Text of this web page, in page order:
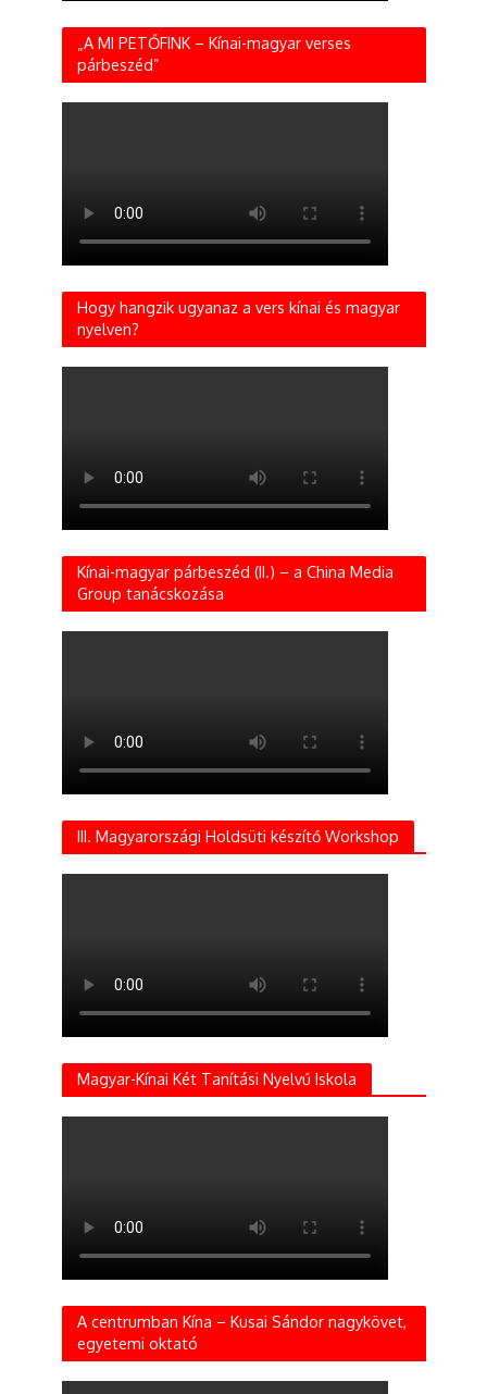
„A MI PETŐFINK – Kínai-magyar verses
párbeszéd”
Hogy hangzik ugyanaz a vers kínai és magyar
nyelven?
Kínai-magyar párbeszéd (II.) – a China Media
Group tanácskozása
III. Magyarországi Holdsüti készítő Workshop
Magyar-Kínai Két Tanítási Nyelvű Iskola
A centrumban Kína – Kusai Sándor nagykövet,
egyetemi oktató